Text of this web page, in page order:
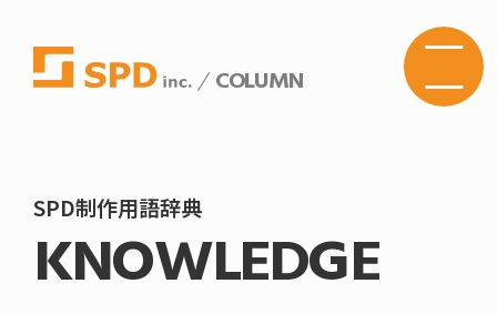
COLUMN
SPD制作用語辞典
KNOWLEDGE